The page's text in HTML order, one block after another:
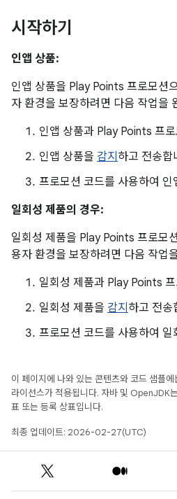
시작하기
인앱 상품:
인앱 상품을 Play Points 프로모션
자 환경을 보장하려면 다음 작업을
인앱 상품과 Play Points 프
인앱 상품을 감지 하고 전송합
프로모션 코드를 사용하여 인
일회성 제품의 경우:
일회성 제품을 Play Points 프로모
용자 환경을 보장하려면 다음 작업
일회성 제품과 Play Points
일회성 제품을 감지 하고 전송
프로모션 코드를 사용하여 일
이 페이지에 나와 있는 콘텐츠와 코드 샘플에
라이선스가 적용됩니다. 자바 및
표 또는 등록 상표입니다.
최종 업데이트: 2026-02-27(UTC)